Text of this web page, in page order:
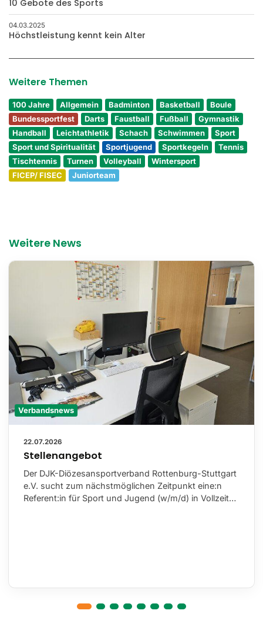
10 Gebote des Sports
04.03.2025
Höchstleistung kennt kein Alter
Weitere Themen
100 Jahre Allgemein Badminton Basketball
Boule
Bundessportfest
Darts Faustball Fußball
Gymnastik
Handball
Leichtathletik Schach Schwimmen
Sport
Sport und Spiritualität
Sportjugend Sportkegeln
Tennis
Tischtennis
Turnen Volleyball
Wintersport
FICEP/ FISEC
Juniorteam
Weitere News
Verbandsnews
22.07.2026
Stellenangebot
Der DJK-Diözesansportverband Rottenburg-Stuttgart
e.V. sucht zum nächstmöglichen Zeitpunkt eine:n
Referent:in für Sport und Jugend (w/m/d) in Vollzeit…